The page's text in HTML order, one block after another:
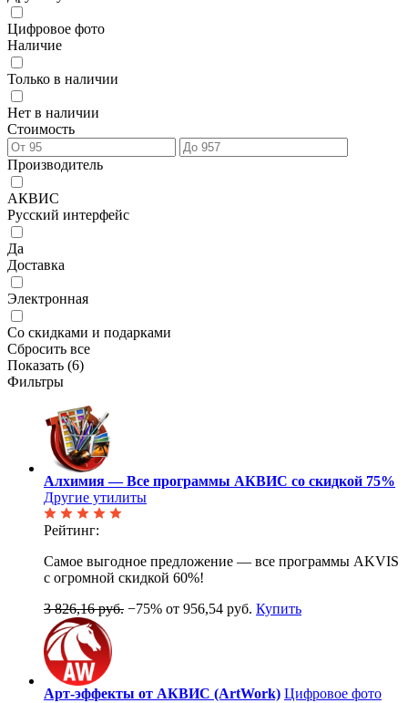
Цифровое фото
Наличие
Только в наличии
Нет в наличии
Стоимость
Производитель
АКВИС
Русский интерфейс
Да
Доставка
Электронная
Со скидками и подарками
Сбросить все
Показать (6)
Фильтры
Алхимия — Все программы АКВИС со скидкой 75%
Другие утилиты
Рейтинг:
Самое выгодное предложение — все программы AKVIS
с огромной скидкой 60%!
3 826,16 руб. −75% от 956,54 руб. Купить
Арт-эффекты от АКВИС (ArtWork) Цифровое фото